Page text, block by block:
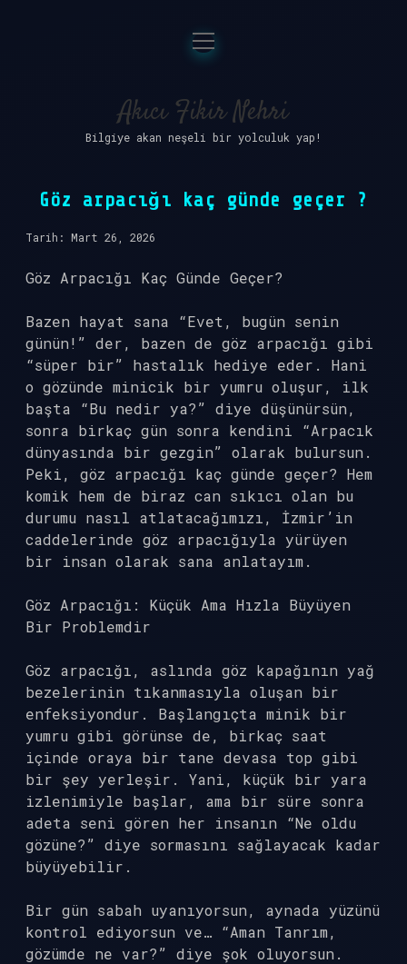
Anasayfa
Gizlilik Politikası
Yasal Uyarı
Hakkımızda
menüyü
aç
Akıcı Fikir Nehri
Bilgiye akan neşeli bir yolculuk yap!
Göz arpacığı kaç günde geçer ?
Tarih: Mart 26, 2026
Göz Arpacığı Kaç Günde Geçer?
Bazen hayat sana “Evet, bugün senin
günün!” der, bazen de göz arpacığı gibi
“süper bir” hastalık hediye eder. Hani
o gözünde minicik bir yumru oluşur, ilk
başta “Bu nedir ya?” diye düşünürsün,
sonra birkaç gün sonra kendini “Arpacık
dünyasında bir gezgin” olarak bulursun.
Peki, göz arpacığı kaç günde geçer? Hem
komik hem de biraz can sıkıcı olan bu
durumu nasıl atlatacağımızı, İzmir’in
caddelerinde göz arpacığıyla yürüyen
bir insan olarak sana anlatayım.
Göz Arpacığı: Küçük Ama Hızla Büyüyen
Bir Problemdir
Göz arpacığı, aslında göz kapağının yağ
bezelerinin tıkanmasıyla oluşan bir
enfeksiyondur. Başlangıçta minik bir
yumru gibi görünse de, birkaç saat
içinde oraya bir tane devasa top gibi
bir şey yerleşir. Yani, küçük bir yara
izlenimiyle başlar, ama bir süre sonra
adeta seni gören her insanın “Ne oldu
gözüne?” diye sormasını sağlayacak kadar
büyüyebilir.
Bir gün sabah uyanıyorsun, aynada yüzünü
kontrol ediyorsun ve… “Aman Tanrım,
gözümde ne var?” diye şok oluyorsun.